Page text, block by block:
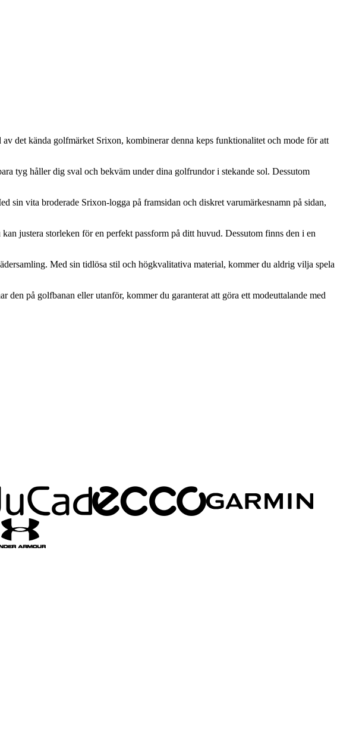
det kända golfmärket Srixon, kombinerar denna keps funktionalitet och mode för att
tyg håller dig sval och bekväm under dina golfrundor i stekande sol. Dessutom
sin vita broderade Srixon-logga på framsidan och diskret varumärkesnamn på sidan,
justera storleken för en perfekt passform på ditt huvud. Dessutom finns den i en
Med sin tidlösa stil och högkvalitativa material, kommer du aldrig vilja spela
på golfbanan eller utanför, kommer du garanterat att göra ett modeuttalande med